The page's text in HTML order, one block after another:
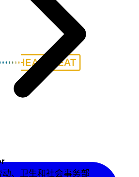
、卫生和社会事务部